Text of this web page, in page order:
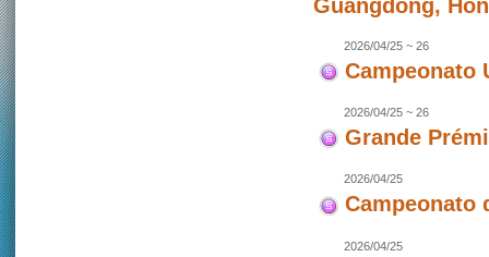
Guangdong,
2026/04/25 ~ 26
Campeonato
2026/04/25 ~ 26
Grande
2026/04/25
Campeonato
2026/04/25